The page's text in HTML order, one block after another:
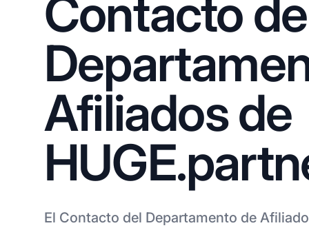
Contacto
Afiliados de
El Contacto del Departamento de